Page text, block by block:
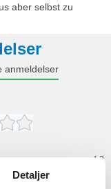
aber selbst zu
anmeldelser
4,2
Detaljer